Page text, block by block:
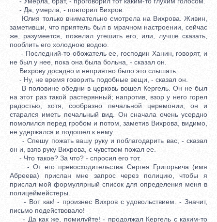
- Да, умерла, - повторил Вихров.
Юлия только внимательно смотрела на Вихрова. Живин,
заметивши, что приятель был в мрачном настроении, сейчас
же, разумеется, пожелал утешить его, или, лучше сказать,
пооблить его холодною водою.
- Последний-то обожатель ее, господин Ханин, говорят, и
не был у нее, пока она была больна, - сказал он.
Вихрову досадно и неприятно было это слышать.
- Ну, не время говорить подобные вещи, - сказал он.
В половине обедни в церковь вошел Кергель. Он не был
на этот раз такой растерянный; напротив, взор у него горел
радостью, хотя, сообразно печальной церемонии, он и
старался иметь печальный вид. Он сначала очень усердно
помолился перед гробом и потом, заметив Вихрова, видимо,
не удержался и подошел к нему.
- Спешу пожать вашу руку и поблагодарить вас, - сказал
он и, взяв руку Вихрова, с чувством пожал ее.
- Что такое? За что? - спросил его тот.
- От его превосходительства Сергея Григорьича (имя
Абреева) прислан мне запрос через полицию, чтобы я
прислал мой формулярный список для определения меня в
полицеймейстеры.
- Вот как! - произнес Вихров с удовольствием. - Значит,
письмо подействовало!
- Да как же, помилуйте! - продолжал Кергель с каким-то